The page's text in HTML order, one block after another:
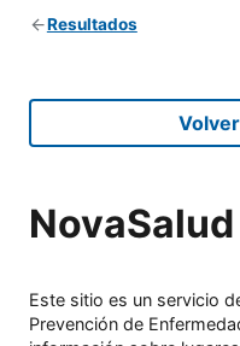
Resultados
Este sitio es un servicio
Prevención de